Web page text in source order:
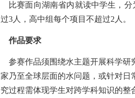
比赛面向湖南省内就读中学生，
3人，高中组每个项目不超过2人。
作品要求
参赛作品须围绕水主题开展科学研
乃至全球层面的水问题，或针对日
过程需体现学生对跨学科知识的